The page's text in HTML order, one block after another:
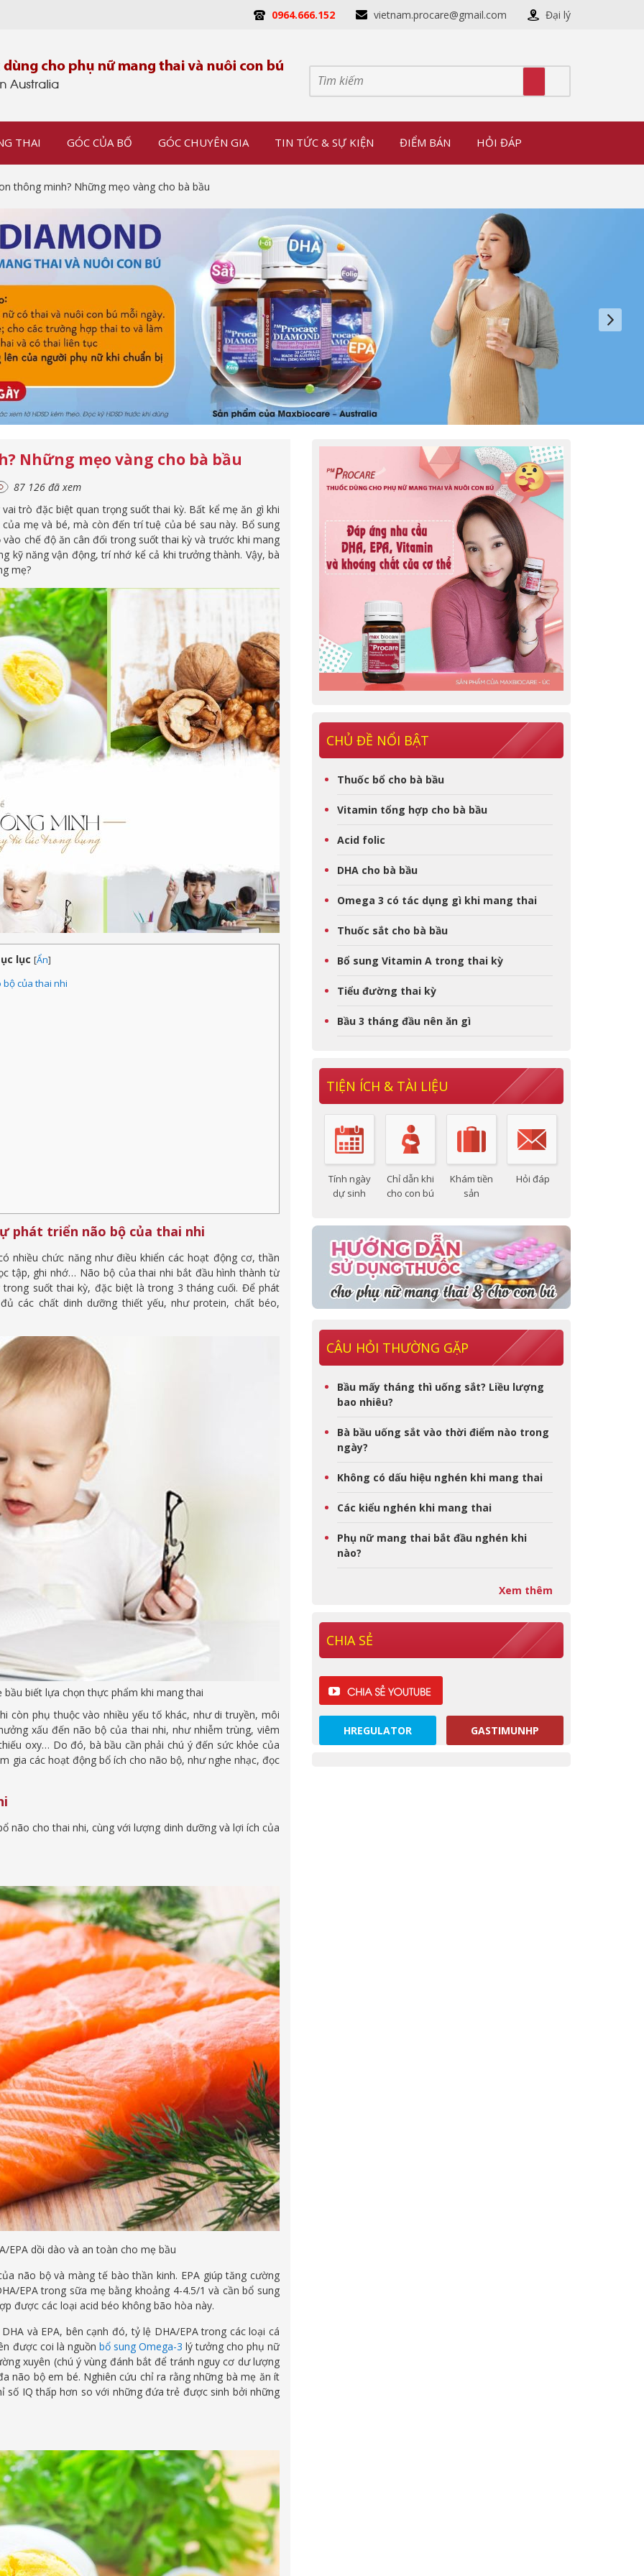
0964.666.152 vietnam.procare@gmail.com Đại lý
THAI GÓC CỦA BỐ GÓC CHUYÊN GIA TIN TỨC & SỰ KIỆN ĐIỂM BÁN HỎI ĐÁP
thông minh? Những mẹo vàng cho bà bầu
Những mẹo vàng cho bà bầu
87 126 đã xem
trò đặc biệt quan trọng suốt thai kỳ. Bất kể mẹ ăn gì khi
mẹ và bé, mà còn đến trí tuệ của bé sau này. Bổ sung
chế độ ăn cân đối trong suốt thai kỳ và trước khi mang
kỹ năng vận động, trí nhớ kể cả khi trưởng thành. Vậy, bà
mẹ?
lục [Ẩn]
của thai nhi
phát triển não bộ của thai nhi
nhiều chức năng như điều khiển các hoạt động cơ, thần
tập, ghi nhớ… Não bộ của thai nhi bắt đầu hình thành từ
suốt thai kỳ, đặc biệt là trong 3 tháng cuối. Để phát
các chất dinh dưỡng thiết yếu, như protein, chất béo,
biết lựa chọn thực phẩm khi mang thai
còn phụ thuộc vào nhiều yếu tố khác, như di truyền, môi
xấu đến não bộ của thai nhi, như nhiễm trùng, viêm
oxy… Do đó, bà bầu cần phải chú ý đến sức khỏe của
gia các hoạt động bổ ích cho não bộ, như nghe nhạc, đọc
não cho thai nhi, cùng với lượng dinh dưỡng và lợi ích của
EPA dồi dào và an toàn cho mẹ bầu
não bộ và màng tế bào thần kinh. EPA giúp tăng cường
EPA trong sữa mẹ bằng khoảng 4-4.5/1 và cần bổ sung
được các loại acid béo không bão hòa này.
và EPA, bên cạnh đó, tỷ lệ DHA/EPA trong các loại cá
được coi là nguồn bổ sung Omega-3 lý tưởng cho phụ nữ
xuyên (chú ý vùng đánh bắt để tránh nguy cơ dư lượng
não bộ em bé. Nghiên cứu chỉ ra rằng những bà mẹ ăn ít
số IQ thấp hơn so với những đứa trẻ được sinh bởi những
CHỦ ĐỀ NỔI BẬT
Thuốc bổ cho bà bầu
Vitamin tổng hợp cho bà bầu
Acid folic
DHA cho bà bầu
Omega 3 có tác dụng gì khi mang thai
Thuốc sắt cho bà bầu
Bổ sung Vitamin A trong thai kỳ
Tiểu đường thai kỳ
Bầu 3 tháng đầu nên ăn gì
TIỆN ÍCH & TÀI LIỆU
Tính ngày
dự sinh
Chỉ dẫn khi
cho con bú
Khám tiền
sản
Hỏi đáp
CÂU HỎI THƯỜNG GẶP
Bầu mấy tháng thì uống sắt? Liều lượng
bao nhiêu?
Bà bầu uống sắt vào thời điểm nào trong
ngày?
Không có dấu hiệu nghén khi mang thai
Các kiểu nghén khi mang thai
Phụ nữ mang thai bắt đầu nghén khi
nào?
Xem thêm
CHIA SẺ
HREGULATOR GASTIMUNHP